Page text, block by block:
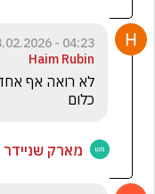
04:23 - 03.02.2026
Haim Rubin
כלום
מארק שניידר